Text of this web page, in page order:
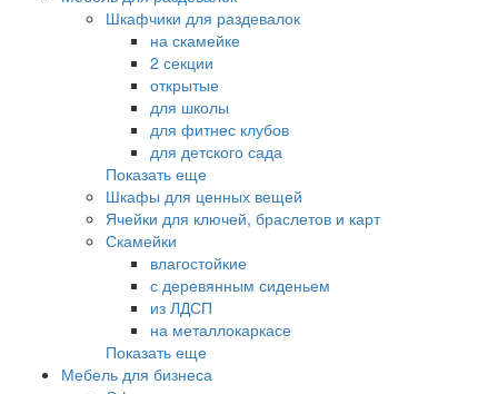
Шкафчики для раздевалок
на скамейке
2 секции
открытые
для школы
для фитнес клубов
для детского сада
Показать еще
Шкафы для ценных вещей
Ячейки для ключей, браслетов и карт
Скамейки
влагостойкие
с деревянным сиденьем
из ЛДСП
на металлокаркасе
Показать еще
Мебель для бизнеса